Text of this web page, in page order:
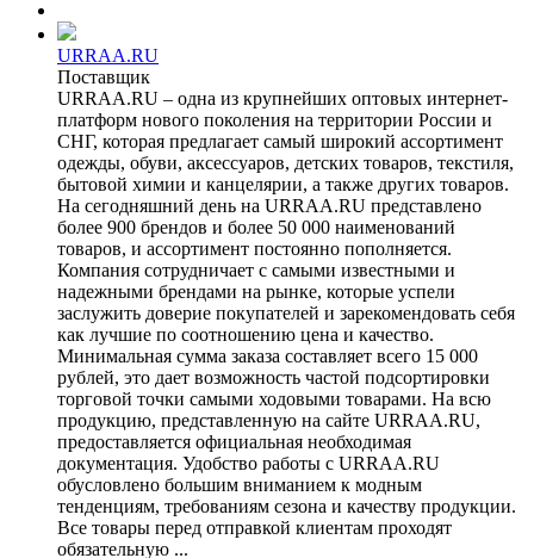
URRAA.RU
Поставщик
URRAA.RU – одна из крупнейших оптовых интернет-
платформ нового поколения на территории России и
СНГ, которая предлагает самый широкий ассортимент
одежды, обуви, аксессуаров, детских товаров, текстиля,
бытовой химии и канцелярии, а также других товаров.
На сегодняшний день на URRAA.RU представлено
более 900 брендов и более 50 000 наименований
товаров, и ассортимент постоянно пополняется.
Компания сотрудничает с самыми известными и
надежными брендами на рынке, которые успели
заслужить доверие покупателей и зарекомендовать себя
как лучшие по соотношению цена и качество.
Минимальная сумма заказа составляет всего 15 000
рублей, это дает возможность частой подсортировки
торговой точки самыми ходовыми товарами. На всю
продукцию, представленную на сайте URRAA.RU,
предоставляется официальная необходимая
документация. Удобство работы с URRAA.RU
обусловлено большим вниманием к модным
тенденциям, требованиям сезона и качеству продукции.
Все товары перед отправкой клиентам проходят
обязательную ...